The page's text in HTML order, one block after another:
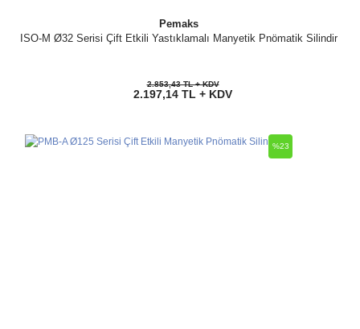
Pemaks
ISO-M Ø32 Serisi Çift Etkili Yastıklamalı Manyetik Pnömatik Silindir
2.853,43 TL + KDV
2.197,14 TL + KDV
%23